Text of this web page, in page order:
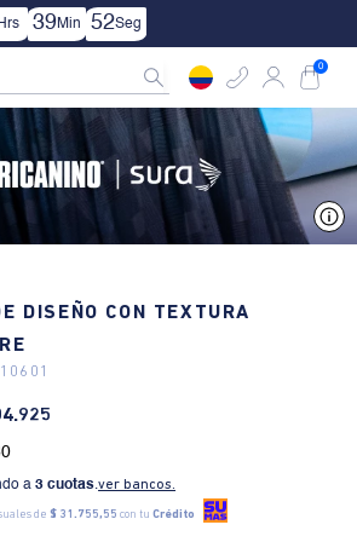
Rastrea tu pedido aquí
0
DISEÑO CON TEXTURA
.925
a3 cuotas.ver bancos.
de $ 31.755,55 con tuCrédito